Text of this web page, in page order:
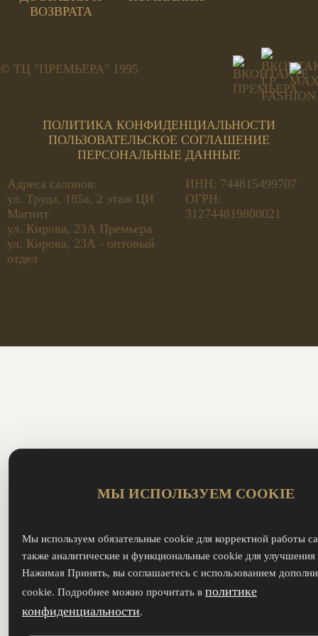
ВОЗВРАТА
© ТЦ "ПРЕМЬЕРА" 1995
ПОЛИТИКА КОНФИДЕНЦИАЛЬНОСТИ
ПОЛЬЗОВАТЕЛЬСКОЕ СОГЛАШЕНИЕ
ПЕРСОНАЛЬНЫЕ ДАННЫЕ
Адреса салонов:
ул. Труда, 185а, 2 этаж ЦИ
Магнит
ул. Кирова, 23А Премьера
ул. Кирова, 23А - оптовый
отдел
ИНН: 744815499707
ОГРН:
312744819800021
МЫ ИСПОЛЬЗУЕМ COOKIE
Мы используем обязательные cookie для корректной работы
также аналитические и функциональные cookie для улучшения
Нажимая Принять, вы соглашаетесь с использованием
cookie. Подробнее можно прочитать в политике
конфиденциальности.